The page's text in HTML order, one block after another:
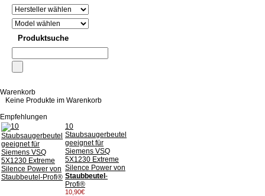
Produktsuche
Warenkorb
Keine Produkte im Warenkorb
Empfehlungen
10
Staubsaugerbeutel
geeignet für
Siemens VSQ
5X1230 Extreme
Silence Power von
Staubbeutel-
Profi®
10,90€